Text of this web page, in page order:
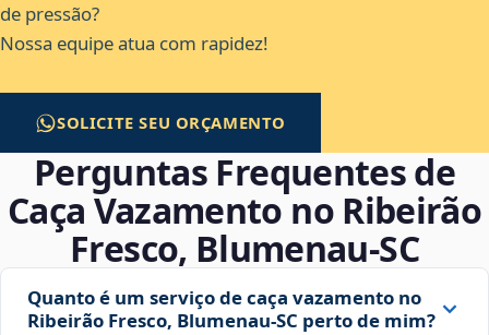
de pressão?
Nossa equipe atua com rapidez!
SOLICITE SEU ORÇAMENTO
Perguntas Frequentes de
Caça Vazamento no Ribeirão
Fresco, Blumenau‑SC
Quanto é um serviço de caça vazamento no
Ribeirão Fresco, Blumenau‑SC perto de mim?